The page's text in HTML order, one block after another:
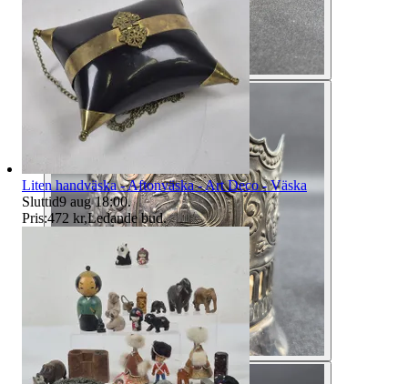
Liten handväska - Aftonväska - Art Deco - Väska
Sluttid9 aug 18:00.
Pris:472 kr,Ledande bud.